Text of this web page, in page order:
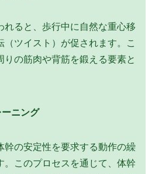
れると、歩行中に自然な重心移
ツイスト）が促されます。こ
りの筋肉や背筋を鍛える要素と
ニング
幹の安定性を要求する動作の繰
。このプロセスを通じて、体幹